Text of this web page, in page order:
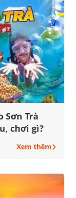
Sơn Trà
chơi gì?
Xem thêm